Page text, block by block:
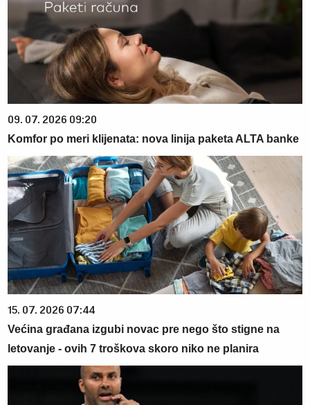
09. 07. 2026 09:20
Komfor po meri klijenata: nova linija paketa ALTA banke
15. 07. 2026 07:44
Većina građana izgubi novac pre nego što stigne na
letovanje - ovih 7 troškova skoro niko ne planira